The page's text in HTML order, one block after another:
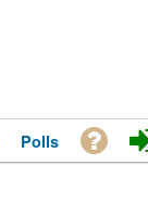
Polls